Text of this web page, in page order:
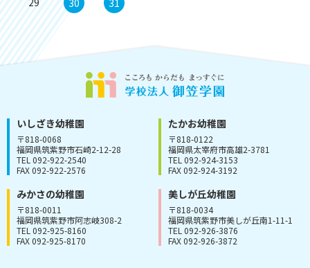
いしざき幼稚園
〒818-0068
福岡県筑紫野市石崎2-12-28
TEL 092-922-2540
FAX 092-922-2576
たかお幼稚園
〒818-0122
福岡県太宰府市高雄2-3781
TEL 092-924-3153
FAX 092-924-3192
みかさの幼稚園
〒818-0011
福岡県筑紫野市阿志岐308-2
TEL 092-925-8160
FAX 092-925-8170
美しが丘幼稚園
〒818-0034
福岡県筑紫野市美しが丘南1-11-1
TEL 092-926-3876
FAX 092-926-3872